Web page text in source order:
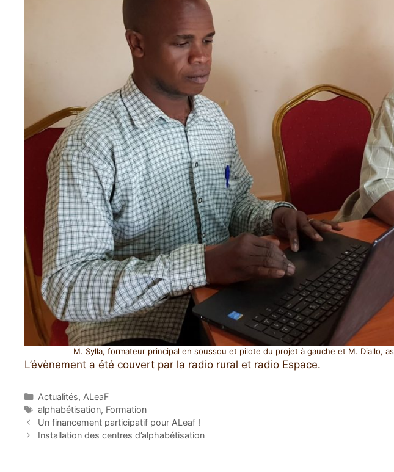
M. Sylla, formateur principal en soussou et pilote du projet à gauche et M. Diallo,
L’évènement a été couvert par la radio rural et radio Espace.
Catégories
Actualités, ALeaF
Étiquettes
alphabétisation, Formation
Un financement participatif pour ALeaf !
Installation des centres d’alphabétisation